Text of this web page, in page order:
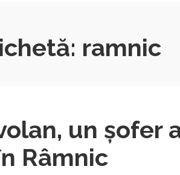
ramnic
un şofer
Râmnic